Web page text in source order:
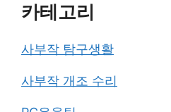
카테고리
사부작 탐구생활
사부작 개조 수리